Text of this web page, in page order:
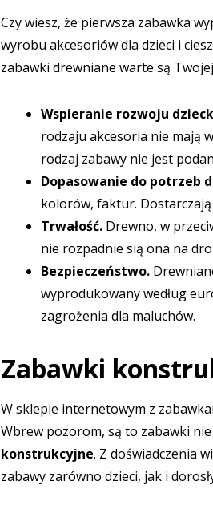
Czy wiesz, że pierwsza zabawka
wyrobu akcesoriów dla dzieci i
zabawki drewniane warte są
Wspieranie rozwoju
rodzaju akcesoria nie mają
rodzaj zabawy nie jest
Dopasowanie do potrzeb
kolorów, faktur.
Trwałość. Drewno, w
nie rozpadnie sią ona na
Bezpieczeństwo.
wyprodukowany według
zagrożenia dla maluchów.
Zabawki
W sklepie internetowym z
Wbrew pozorom, są to zabawki
konstrukcyjne. Z doświadczenia
zabawy zarówno dzieci, jak i